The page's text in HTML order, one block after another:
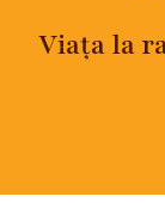
Viața la